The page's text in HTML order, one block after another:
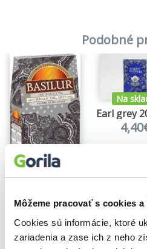
Môžeme pracovať s cookies
Cookies sú informácie, ktoré
zariadenia a zase ich z neho
Podobné
Na sklade
5,69€
Na